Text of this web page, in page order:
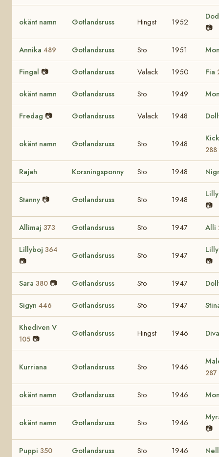
okänt namn Gotlandsruss Hingst 1952
📷
Annika 489 Gotlandsruss Sto 1951
Fingal 📷 Gotlandsruss Valack 1950 Fia
okänt namn Gotlandsruss Sto 1949
Fredag 📷 Gotlandsruss Valack 1948
okänt namn Gotlandsruss Sto 1948
288
Rajah Korsningsponny Sto 1948
Stanny 📷 Gotlandsruss Sto 1948
📷
Allimaj 373 Gotlandsruss Sto 1947 Alli
Lillyboj 364
📷
Gotlandsruss Sto 1947
📷
Sara 380 📷 Gotlandsruss Sto 1947
Sigyn 446 Gotlandsruss Sto 1947
Khediven V
105 📷
Gotlandsruss Hingst 1946
Kurriana Gotlandsruss Sto 1946
287
okänt namn Gotlandsruss Sto 1946
okänt namn Gotlandsruss Sto 1946
📷
Puppi 350 Gotlandsruss Sto 1946